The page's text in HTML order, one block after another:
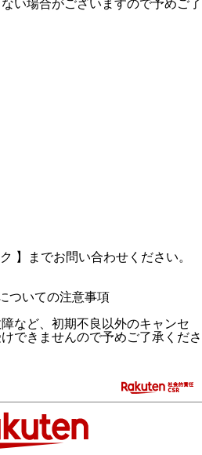
い場合がございますので予めご了
】までお問い合わせください。
ついての注意事項
など、初期不良以外のキャンセ
できませんので予めご了承くださ